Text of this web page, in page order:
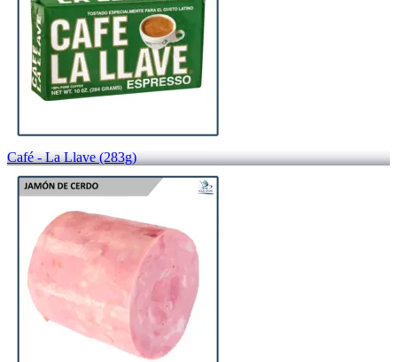
Café - La Llave (283g)